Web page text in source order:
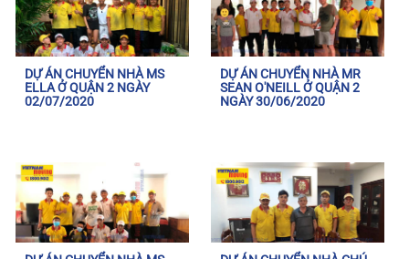
DỰ ÁN CHUYỂN NHÀ MS
ELLA Ở QUẬN 2 NGÀY
02/07/2020
DỰ ÁN CHUYỂN NHÀ MR
SEAN O'NEILL Ở QUẬN 2
NGÀY 30/06/2020